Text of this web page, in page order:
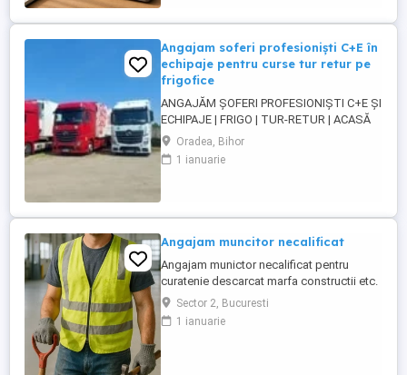
Angajam soferi profesioniști C+E în
echipaje pentru curse tur retur pe
frigofice
ANGAJĂM ȘOFERI PROFESIONIȘTI C+E ȘI
ECHIPAJE | FRIGO | TUR-RETUR | ACASĂ
SĂPTĂMÂNAL | ORADEA Companie de
transport din Oradea angajează șoferi
profesioniști categoria C+E și echipaje
frigorifice. Căutăm persoane serioase,
responsabile ...
Oradea, Bihor
1 ianuarie
Angajam muncitor necalificat
Angajam munictor necalificat pentru
curatenie descarcat marfa constructii etc.
Sector 2, Bucuresti
1 ianuarie